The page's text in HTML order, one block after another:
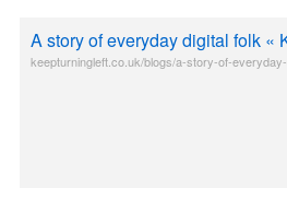
A story of everyday digital folk «
keepturningleft.co.uk/blogs/a-story-of-